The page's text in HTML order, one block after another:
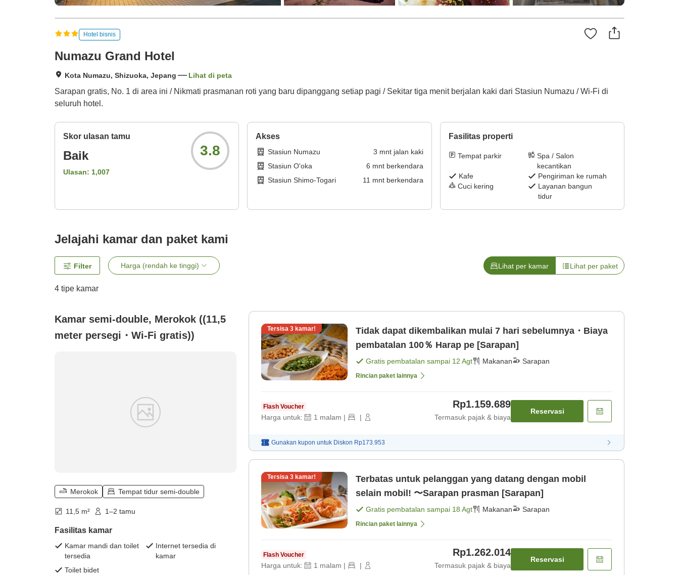
Hotel bisnis
Numazu Grand Hotel
Kota Numazu, Shizuoka, Jepang Lihat di peta
Sarapan gratis, No. 1 di area ini / Nikmati prasmanan roti yang baru dipanggang setiap pagi / Sekitar tiga menit berjalan kaki dari Stasiun Numazu / Wi-Fi di
seluruh hotel.
Skor ulasan tamu
Baik
Ulasan: 1,007
3.8
Akses
Stasiun Numazu 3 mnt jalan kaki
Stasiun O'oka
6 mnt berkendara
Stasiun Shimo-Togari
11 mnt berkendara
Fasilitas properti
Tempat parkir
Spa / Salon
kecantikan
Kafe
Pengiriman ke rumah
Cuci kering
Layanan bangun
tidur
Jelajahi kamar dan paket kami
Filter Harga (rendah ke tinggi) Lihat per kamar Lihat per paket
4 tipe kamar
Kamar semi-double, Merokok ((11,5
meter persegi・Wi-Fi gratis))
Merokok Tempat tidur semi-double
11,5 m² 1–2 tamu
Fasilitas kamar
Kamar mandi dan toilet
tersedia
Internet tersedia di
kamar
Toilet bidet
Tersisa 3 kamar!
Tidak dapat dikembalikan mulai 7 hari sebelumnya・Biaya
pembatalan 100％ Harap pe [Sarapan]
Gratis pembatalan sampai 12 Agt Makanan Sarapan
Rincian paket lainnya
Flash Voucher
Harga untuk: 1 malam | |
Rp1.159.689
Termasuk pajak & biaya
Reservasi
Gunakan kupon untuk Diskon Rp173.953
Tersisa 3 kamar!
Terbatas untuk pelanggan yang datang dengan mobil
selain mobil! 〜Sarapan prasman [Sarapan]
Gratis pembatalan sampai 18 Agt Makanan Sarapan
Rincian paket lainnya
Flash Voucher
Harga untuk: 1 malam | |
Rp1.262.014
Termasuk pajak & biaya
Reservasi